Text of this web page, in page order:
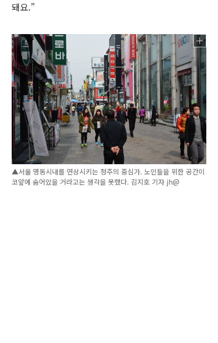
돼요.”
▲서울 명동시내를 연상시키는 청주의 중심가. 노인들을 위한 공간이
코앞에 숨어있을 거라고는 생각을 못했다. 김지호 기자 jh@